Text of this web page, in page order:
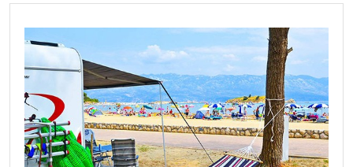
cen lahko izvedemo najpozneje en mesec pred
datumom prihoda, o čemer vas bomo obvestili po
elektronski pošti ali na drug ustrezen način. V 8 dneh
nam morate sporočiti, ali sprejemate nov izračun cene
storitev ali pa ta izračun zavračate, s čimer se šteje, da
je Pogodba o rezervaciji odpovedana brez kakršnihkoli
obveznosti za vas. Ob odpovedi pogodbe se omejujemo
na vračilo do višine prejete akontacije na podlagi
Pogodbe o rezervaciji. Veljavno od 01.01.2026. Za